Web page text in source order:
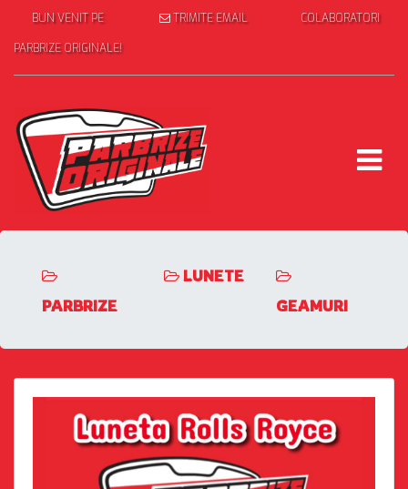
BUN VENIT PE
PARBRIZE ORIGINALE!
TRIMITE EMAIL COLABORATORI
PARBRIZE
LUNETE
GEAMURI